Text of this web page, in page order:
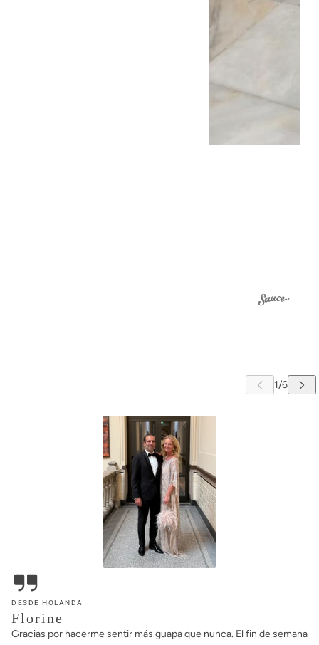
Gracias por hacerme sentir más guapa que nunca. El fin de semana
pasado por fin pude ponerme el Kaftán Plata para asistir a la boda
de mis queridos amigos en el nuevo hotel Rosewood de
Ámsterdam. No puedo expresar la alegría que me produjo llevar
algo hecho con tanto amor y dedicación, y la confianza que me dio
llevar algo tan impresionante. Por no hablar de la infinidad de
cumplidos que recibí. No solo de los demás invitados, sino incluso
de desconocidos que se cruzaban por la calle. ¡Y todo eso es